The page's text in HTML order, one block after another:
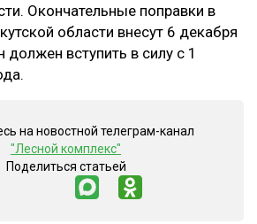
Окончательные поправки в
области внесут 6 декабря
должен вступить в силу с 1
на новостной телеграм-канал
"Лесной комплекс"
Поделиться статьей